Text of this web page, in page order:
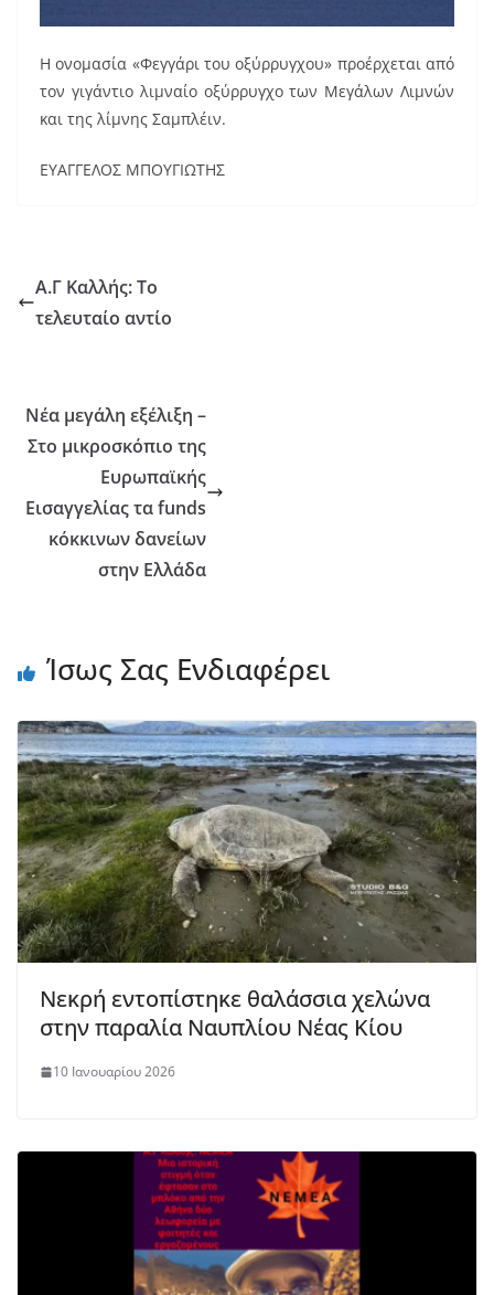
Η ονομασία «Φεγγάρι του οξύρρυγχου» προέρχεται από
τον γιγάντιο λιμναίο οξύρρυγχο των Μεγάλων Λιμνών
και της λίμνης Σαμπλέιν.
ΕΥΑΓΓΕΛΟΣ ΜΠΟΥΓΙΩΤΗΣ
Α.Γ Καλλής: Το
τελευταίο αντίο
Νέα μεγάλη εξέλιξη –
Στο μικροσκόπιο της
Ευρωπαϊκής
Εισαγγελίας τα funds
κόκκινων δανείων
στην Ελλάδα
Ίσως Σας Ενδιαφέρει
Νεκρή εντοπίστηκε θαλάσσια χελώνα
στην παραλία Ναυπλίου Νέας Κίου
10 Ιανουαρίου 2026